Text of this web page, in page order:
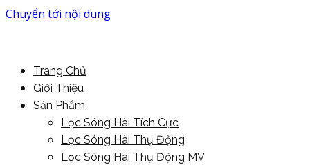
Chuyển tới nội dung
PowerMore Ltd
More Power For You
Trang Chủ
Giới Thiệu
Sản Phẩm
Lọc Sóng Hài Tích Cực
Lọc Sóng Hài Thụ Động
Lọc Sóng Hài Thụ Động MV